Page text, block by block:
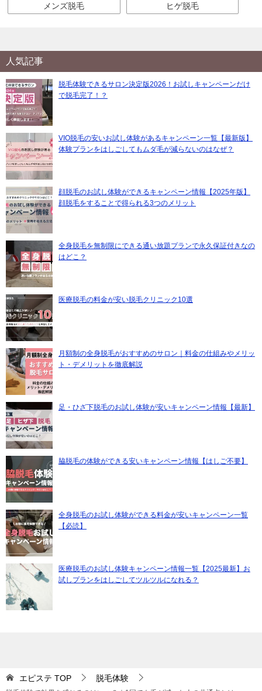
メンズ脱毛 ヒゲ脱毛
人気記事
脱毛体験できるサロン決定版2026！お試しキャンペーンだけ
で脱毛完了！？
VIO脱毛の安いお試し体験があるキャンペーン一覧【最新版】
体験プランをはしごしてもムダ毛が減らないのはなぜ？
顔脱毛のお試し体験ができるキャンペーン情報【2025年版】
顔脱毛をすることで得られる3つのメリット
全身脱毛を無制限にできる通い放題プランで永久保証付きなの
はどこ？
医療脱毛の料金が安い脱毛クリニック10選
月額制の全身脱毛がおすすめのサロン｜料金の仕組みやメリッ
ト・デメリットを徹底解説
足・ひざ下脱毛のお試し体験が安いキャンペーン情報【最新】
脇脱毛の体験ができる安いキャンペーン情報【はしご不要】
全身脱毛のお試し体験ができる料金が安いキャンペーン一覧
【必読】
医療脱毛のお試し体験キャンペーン情報一覧【2025最新】お
試しプランをはしごしてツルツルになれる？
エピステ TOP 脱毛体験